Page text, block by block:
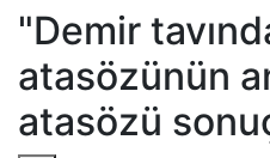
"Demir
atasözünün
atasözü